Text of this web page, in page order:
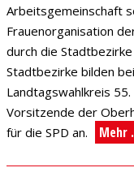
Arbeitsgemeinschaft
Frauenorganisation
durch die
Stadtbezirke bilden
Landtagswahlkreis
Vorsitzende der
für die SPD an.
Mehr